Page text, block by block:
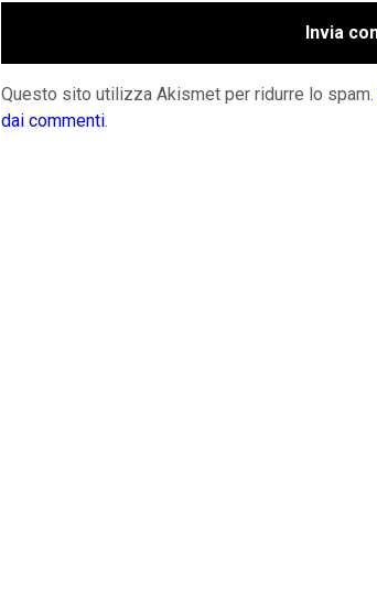
Questo sito utilizza Akismet per ridurre lo spam.
dai commenti.